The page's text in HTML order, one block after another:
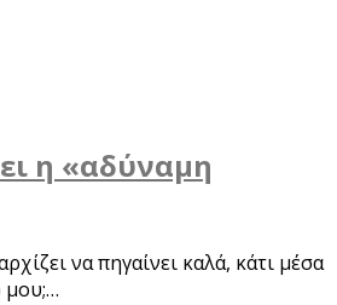
η «αδύναμη
να πηγαίνει καλά, κάτι μέσα
μου;…